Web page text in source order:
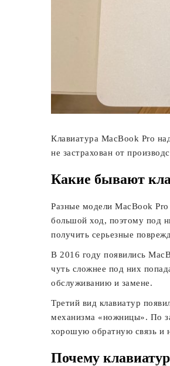
Клавиатура MacBook Pro
не застрахован от
Какие бывают
Разные модели MacBook
большой ход, поэтому под
получить серьезные
В 2016 году появились
чуть сложнее под них
обслуживанию и замене.
Третий вид клавиатур
механизма «ножницы». По
хорошую обратную связь и
Почему